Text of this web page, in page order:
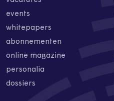
events
whitepapers
abonnementen
online magazine
personalia
dossiers